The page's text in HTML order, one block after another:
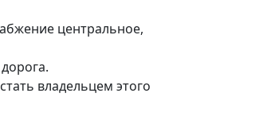
центральное,
владельцем этого